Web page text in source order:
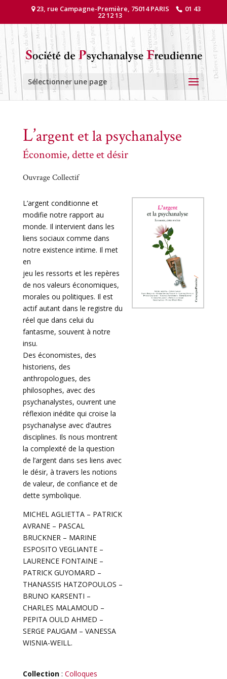
23, rue Campagne-Première, 75014 PARIS 01 43
22 12 13
Sélectionner une page
L’argent et la psychanalyse
Économie, dette et désir
Ouvrage Collectif
L’argent conditionne et
modifie notre rapport au
monde. Il intervient dans les
liens sociaux comme dans
notre existence intime. Il met
en
jeu les ressorts et les repères
de nos valeurs économiques,
morales ou politiques. Il est
actif autant dans le registre du
réel que dans celui du
fantasme, souvent à notre
insu.
Des économistes, des
historiens, des
anthropologues, des
philosophes, avec des
psychanalystes, ouvrent une
réflexion inédite qui croise la
psychanalyse avec d’autres
disciplines. Ils nous montrent
la complexité de la question
de l’argent dans ses liens avec
le désir, à travers les notions
de valeur, de confiance et de
dette symbolique.
MICHEL AGLIETTA – PATRICK
AVRANE – PASCAL
BRUCKNER – MARINE
ESPOSITO VEGLIANTE –
LAURENCE FONTAINE –
PATRICK GUYOMARD –
THANASSIS HATZOPOULOS –
BRUNO KARSENTI –
CHARLES MALAMOUD –
PEPITA OULD AHMED –
SERGE PAUGAM – VANESSA
WISNIA-WEILL.
Collection: Colloques